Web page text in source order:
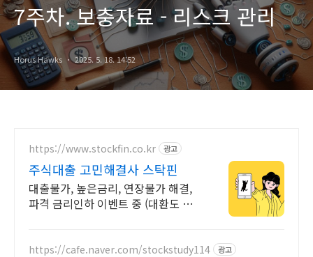
7주차. 보충자료 - 리스크 관리
Horus Hawks 2025. 5. 18. 14:52
https://www.stockfin.co.kr 광고
주식대출 고민해결사 스탁핀
대출불가, 높은금리, 연장불가 해결,
파격 금리인하 이벤트 중 (대환도 가
https://cafe.naver.com/stockstudy114 광고